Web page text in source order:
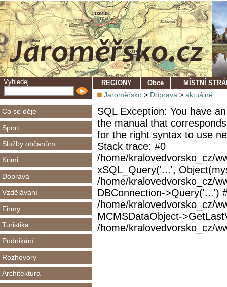
Vyhledej
Co se děje
Sport
Služby občanům
Krimi
Doprava
Vzdělávání
Firmy
Turistika
Podnikání
Rozhovory
Architektura
REGIONY Obce MÍSTNÍ
Jaroměřsko > Doprava > aktuálně
SQL Exception: You have
the manual that
for the right syntax to use
Stack trace: #0
/home/kralovedvorsko_cz/
xSQL_Query('...',
/home/kralovedvorsko_cz/
DBConnection->Query('...')
/home/kralovedvorsko_cz/
MCMSDataObject-
/home/kralovedvorsko_cz/